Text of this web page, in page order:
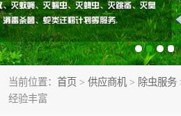
当前位置： 首页 > 供应商机 > 除虫服务
经验丰富
除虫服务
白蚁防治服务
昆明灭老鼠